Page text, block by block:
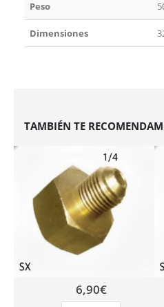
Peso
Dimensiones
TAMBIÉN TE
6,90€